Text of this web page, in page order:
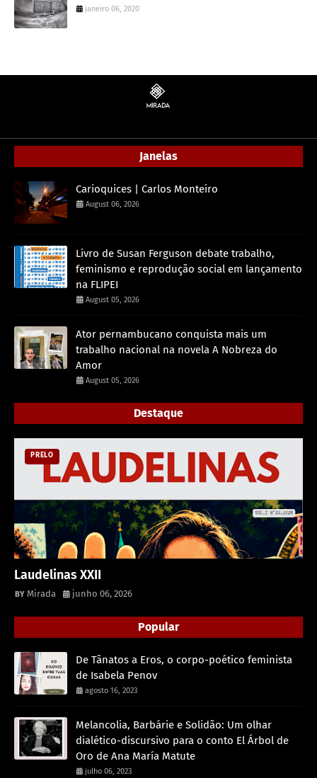
janeiro 06, 2020
Janelas
Carioquices | Carlos Monteiro
August 06, 2026
Livro de Susan Ferguson debate trabalho,
feminismo e reprodução social em lançamento
na FLIPEI
August 05, 2026
Ator pernambucano conquista mais um
trabalho nacional na novela A Nobreza do
Amor
August 05, 2026
Destaque
PRELO
Laudelinas XXII
Mirada junho 06, 2026
Popular
De Tânatos a Eros, o corpo-poético feminista
de Isabela Penov
agosto 16, 2023
Melancolia, Barbárie e Solidão: Um olhar
dialético-discursivo para o conto El Árbol de
Oro de Ana María Matute
julho 06, 2023